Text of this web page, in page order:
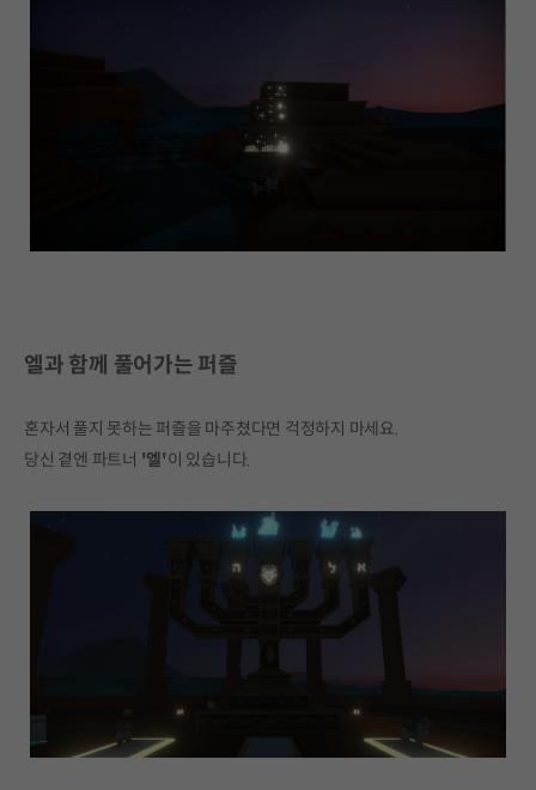
엘과 함께 풀어가는 퍼즐
혼자서 풀지 못하는 퍼즐을 마주쳤다면 걱정하지 마세요.
당신 곁엔 파트너 '엘'이 있습니다.